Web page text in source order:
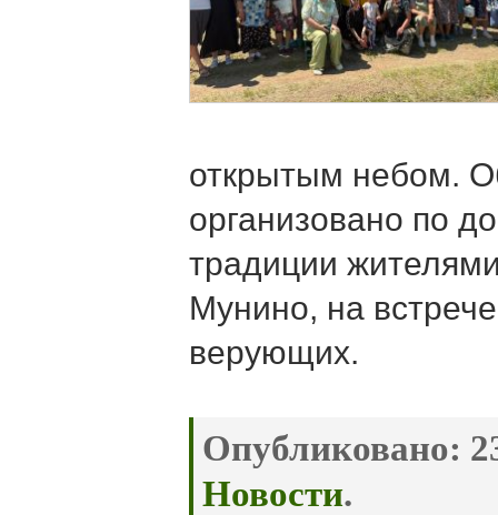
открытым небом.
организовано по
традиции
Мунино, на
верующих.
Опубликовано:
Новости.